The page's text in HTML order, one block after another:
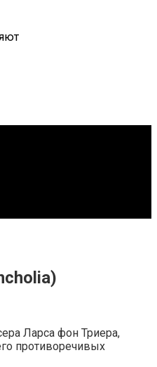
Ларса фон Триера,
противоречивых